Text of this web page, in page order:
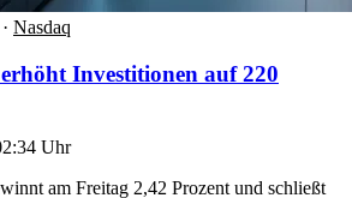
· Nasdaq
Investitionen auf 220
Uhr
am Freitag 2,42 Prozent und schließt